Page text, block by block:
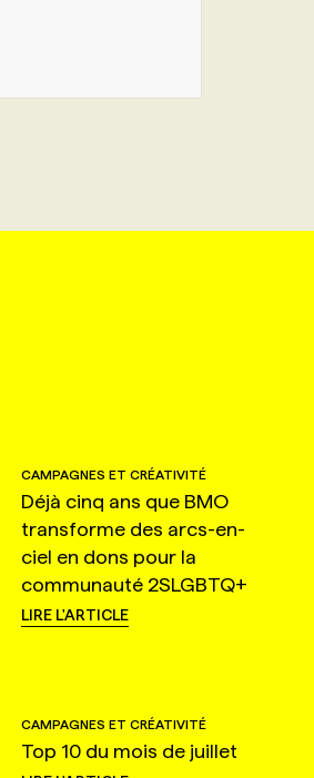
CAMPAGNES ET CRÉATIVITÉ
Déjà cinq ans que BMO
transforme des arcs-en-
ciel en dons pour la
communauté 2SLGBTQ+
LIRE L'ARTICLE
CAMPAGNES ET CRÉATIVITÉ
Top 10 du mois de juillet